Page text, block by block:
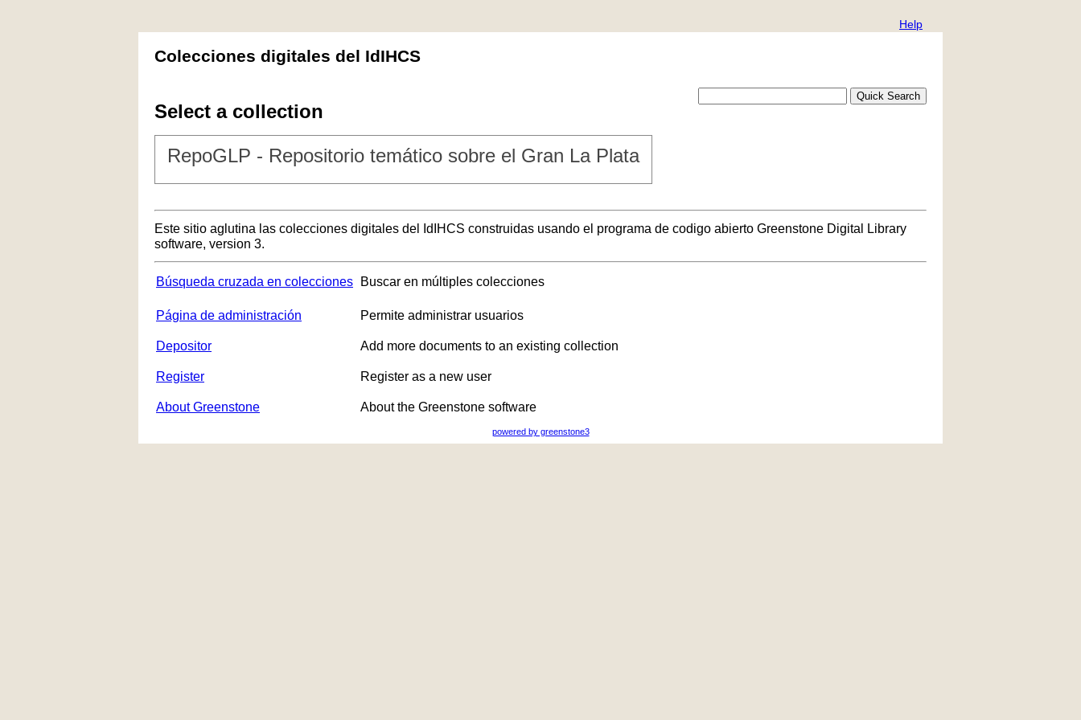
Help
Colecciones digitales del IdIHCS
Select a collection
RepoGLP - Repositorio temático sobre el Gran La Plata
Este sitio aglutina las colecciones digitales del IdIHCS construidas usando el programa de codigo abierto Greenstone Digital Library
software, version 3.
Búsqueda cruzada en colecciones Buscar en múltiples colecciones
Página de administración Permite administrar usuarios
Depositor Add more documents to an existing collection
Register Register as a new user
About Greenstone About the Greenstone software
powered by greenstone3